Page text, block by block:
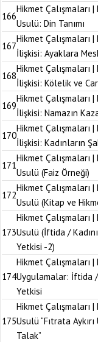
166
Hikmet Çalışmaları |
Usulü: Din Tanımı
167
Hikmet Çalışmaları
İlişkisi: Ayaklara
168
Hikmet Çalışmaları
İlişkisi: Kölelik ve
169
Hikmet Çalışmaları
İlişkisi: Namazın
170
Hikmet Çalışmaları
İlişkisi: Kadınların
171
Hikmet Çalışmaları |
Usulü (Faiz Örneği)
172
Hikmet Çalışmaları |
Usulü (Kitap ve
173
Hikmet Çalışmaları |
Usulü (İftida /
Yetkisi -2)
174
Hikmet Çalışmaları |
Uygulamalar: İftida /
Yetkisi
175
Hikmet Çalışmaları |
Usulü “Fıtrata
Talak”